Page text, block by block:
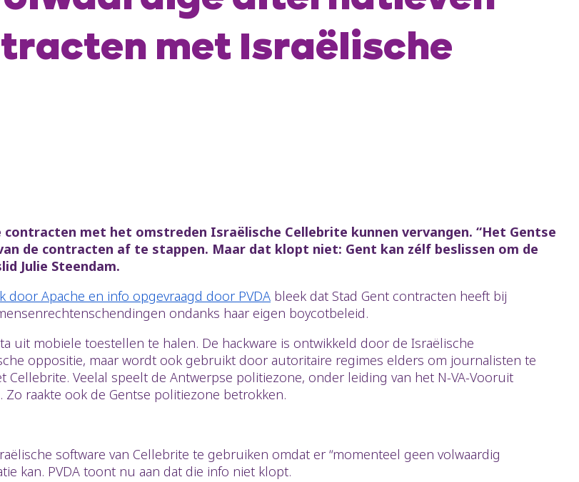
met Israëlische
met het omstreden Israëlische Cellebrite kunnen vervangen. “Het Gentse
de contracten af te stappen. Maar dat klopt niet: Gent kan zélf beslissen om de
Julie Steendam.
door Apache en info opgevraagd door PVDA bleek dat Stad Gent contracten heeft bij
ondanks haar eigen boycotbeleid.
uit mobiele toestellen te halen. De hackware is ontwikkeld door de Israëlische
oppositie, maar wordt ook gebruikt door autoritaire regimes elders om journalisten te
Cellebrite. Veelal speelt de Antwerpse politiezone, onder leiding van het N-VA-Vooruit
raakte ook de Gentse politiezone betrokken.
software van Cellebrite te gebruiken omdat er “momenteel geen volwaardig
kan. PVDA toont nu aan dat die info niet klopt.